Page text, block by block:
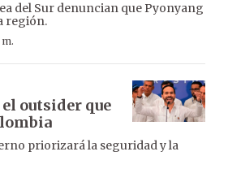
del Sur denuncian que Pyonyang
región.
outsider que
priorizará la seguridad y la